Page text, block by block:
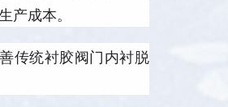
成本。
传统衬胶阀门内衬脱